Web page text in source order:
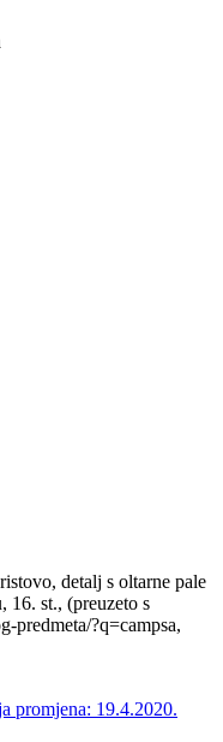
detalj s oltarne pale
16. st., (preuzeto s
predmeta/?q=campsa,
promjena: 19.4.2020.